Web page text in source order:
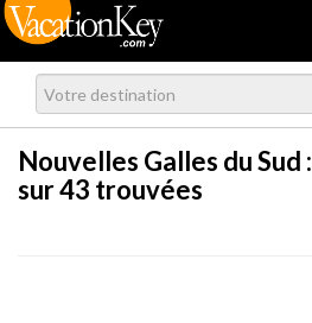
Nouvelles Galles du Sud :
sur 43 trouvées